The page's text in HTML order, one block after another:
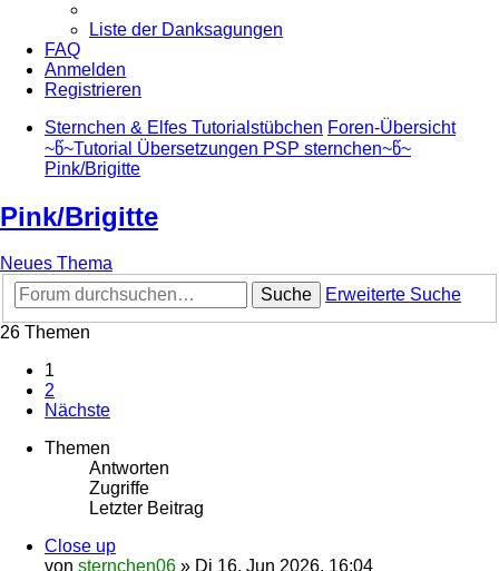
Liste der Danksagungen
FAQ
Anmelden
Registrieren
Sternchen & Elfes Tutorialstübchen Foren-Übersicht
~წ~Tutorial Übersetzungen PSP sternchen~წ~
Pink/Brigitte
Pink/Brigitte
Neues Thema
Suche
Erweiterte Suche
26 Themen
1
2
Nächste
Themen
Antworten
Zugriffe
Letzter Beitrag
Close up
von sternchen06 » Di 16. Jun 2026, 16:04